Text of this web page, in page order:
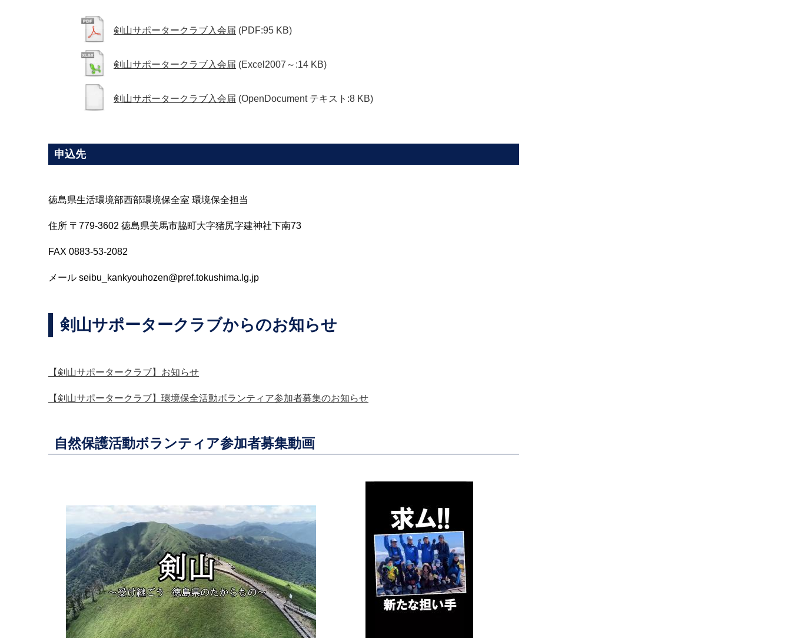
剣山サポータークラブ入会届 (PDF:95 KB)
剣山サポータークラブ入会届 (Excel2007～:14 KB)
剣山サポータークラブ入会届 (OpenDocument テキスト:8 KB)
申込先
徳島県生活環境部西部環境保全室 環境保全担当
住所 〒779-3602 徳島県美馬市脇町大字猪尻字建神社下南73
FAX 0883-53-2082
メール seibu_kankyouhozen@pref.tokushima.lg.jp
剣山サポータークラブからのお知らせ
【剣山サポータークラブ】お知らせ
【剣山サポータークラブ】環境保全活動ボランティア参加者募集のお知らせ
自然保護活動ボランティア参加者募集動画